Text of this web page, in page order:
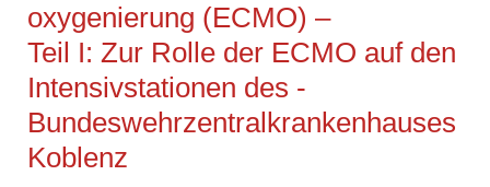
oxygenierung (ECMO) –
Teil I: Zur Rolle der ECMO auf den
Intensivstationen des ­
Bundeswehrzentralkrankenhauses
Koblenz